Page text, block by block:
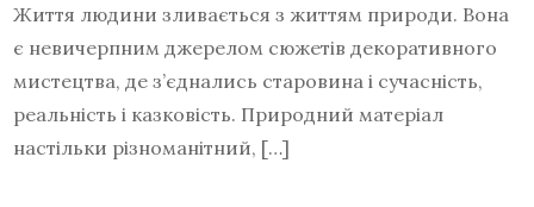
Життя людини зливається з життям природи. Вона
є невичерпним джерелом сюжетів декоративного
мистецтва, де з’єднались старовина і сучасність,
реальність і казковість. Природний матеріал
настільки різноманітний, […]